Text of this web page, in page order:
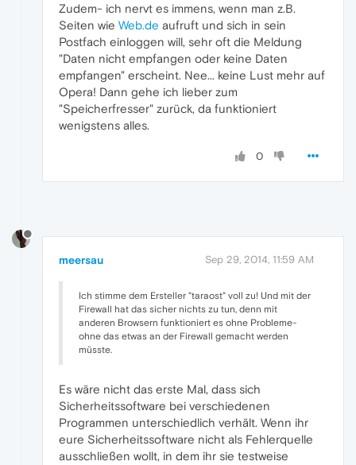
Zudem- ich nervt es immens, wenn man z.B.
Seiten wie Web.de aufruft und sich in sein
Postfach einloggen will, sehr oft die Meldung
"Daten nicht empfangen oder keine Daten
empfangen" erscheint. Nee... keine Lust mehr auf
Opera! Dann gehe ich lieber zum
"Speicherfresser" zurück, da funktioniert
wenigstens alles.
0
meersau Sep 29, 2014, 11:59 AM
Ich stimme dem Ersteller "taraost" voll zu! Und mit der
Firewall hat das sicher nichts zu tun, denn mit
anderen Browsern funktioniert es ohne Probleme-
ohne das etwas an der Firewall gemacht werden
müsste.
Es wäre nicht das erste Mal, dass sich
Sicherheitssoftware bei verschiedenen
Programmen unterschiedlich verhält. Wenn ihr
eure Sicherheitssoftware nicht als Fehlerquelle
ausschließen wollt, in dem ihr sie testweise